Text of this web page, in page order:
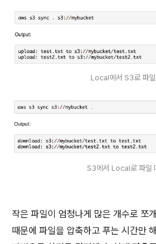
Local에서 S3로 파일
S3에서 Local로 파일
작은 파일이 엄청나게 많은 개수로 쪼
때문에 파일을 압축하고 푸는 시간만